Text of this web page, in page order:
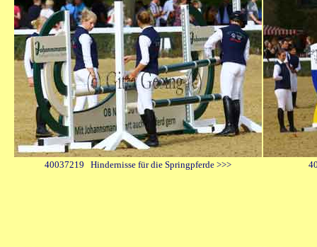
40037219 Hindernisse für die Springpferde >>>